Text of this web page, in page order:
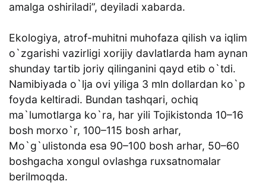
amalga oshiriladi”, deyiladi xabarda.
Ekologiya, atrof-muhitni muhofaza qilish va iqlim
o`zgarishi vazirligi xorijiy davlatlarda ham aynan
shunday tartib joriy qilinganini qayd etib o`tdi.
Namibiyada o`lja ovi yiliga 3 mln dollardan ko`p
foyda keltiradi. Bundan tashqari, ochiq
ma`lumotlarga ko`ra, har yili Tojikistonda 10–16
bosh morxo`r, 100–115 bosh arhar,
Mo`g`ulistonda esa 90–100 bosh arhar, 50–60
boshgacha xongul ovlashga ruxsatnomalar
berilmoqda.